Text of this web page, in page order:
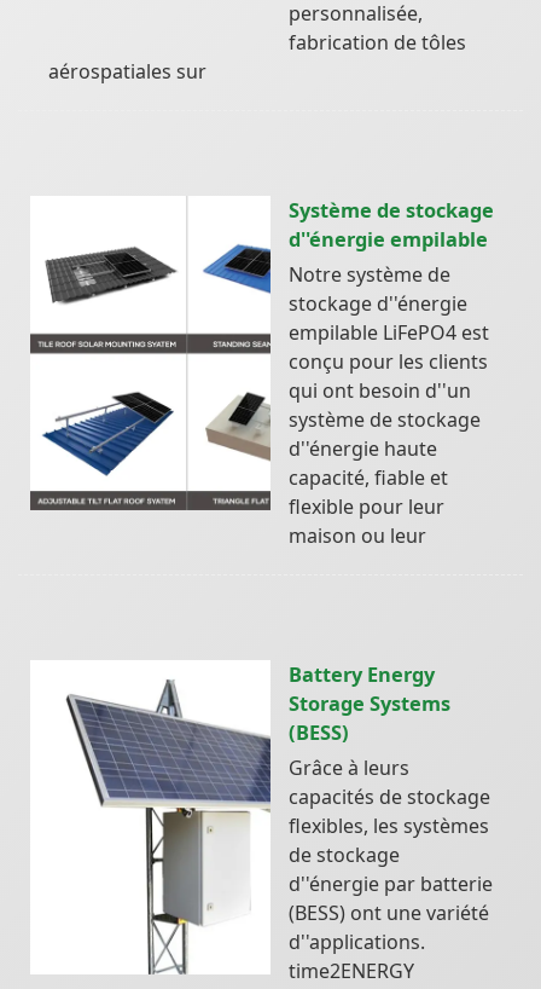
personnalisée,
fabrication de tôles
aérospatiales sur
Système de stockage
d''énergie empilable
Notre système de
stockage d''énergie
empilable LiFePO4 est
conçu pour les clients
qui ont besoin d''un
système de stockage
d''énergie haute
capacité, fiable et
flexible pour leur
maison ou leur
Battery Energy
Storage Systems
(BESS)
Grâce à leurs
capacités de stockage
flexibles, les systèmes
de stockage
d''énergie par batterie
(BESS) ont une variété
d''applications.
time2ENERGY